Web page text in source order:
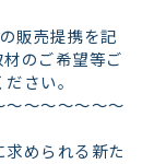
販売提携を記
のご希望等ご
さい。
～～～～～～
求められる新た